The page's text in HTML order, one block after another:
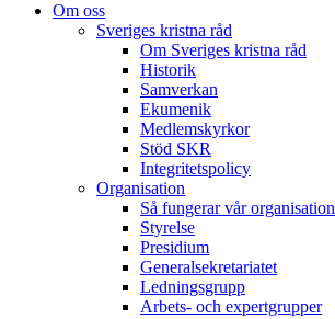
Om oss
Sveriges kristna råd
Om Sveriges kristna råd
Historik
Samverkan
Ekumenik
Medlemskyrkor
Stöd SKR
Integritetspolicy
Organisation
Så fungerar vår organisation
Styrelse
Presidium
Generalsekretariatet
Ledningsgrupp
Arbets- och expertgrupper